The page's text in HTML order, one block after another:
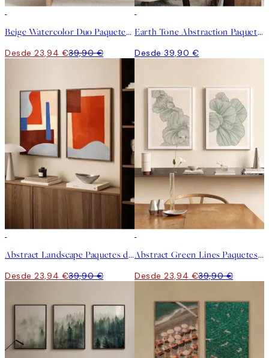
Beige Watercolor Duo Paquetes de pósters
Desde 23,94 €39,90 €
Earth Tone Abstraction Paquetes de Pósters
Desde 39,90 €
Abstract Landscape Paquetes de Pósters
Desde 23,94 €39,90 €
Abstract Green Lines Paquetes de Pósters
Desde 23,94 €39,90 €